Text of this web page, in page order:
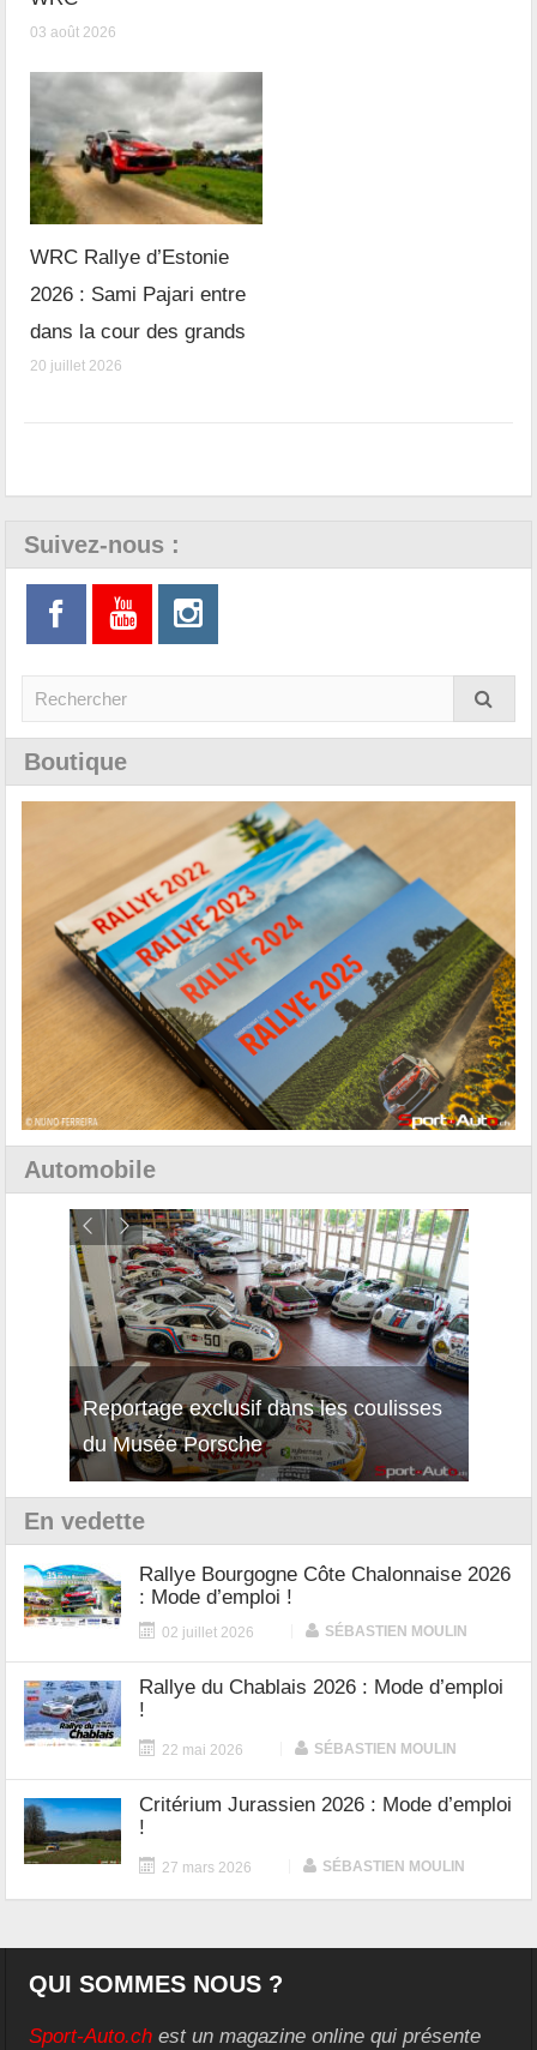
03 août 2026
WRC Rallye d’Estonie
2026 : Sami Pajari entre
dans la cour des grands
20 juillet 2026
Suivez-nous :
Boutique
Automobile
Reportage exclusif dans les coulisses
du Musée Porsche
En vedette
Rallye Bourgogne Côte Chalonnaise 2026
: Mode d’emploi !
02 juillet 2026 SÉBASTIEN MOULIN
Rallye du Chablais 2026 : Mode d’emploi
!
22 mai 2026 SÉBASTIEN MOULIN
Critérium Jurassien 2026 : Mode d’emploi
!
27 mars 2026 SÉBASTIEN MOULIN
QUI SOMMES NOUS ?
Sport-Auto.ch est un magazine online qui présente